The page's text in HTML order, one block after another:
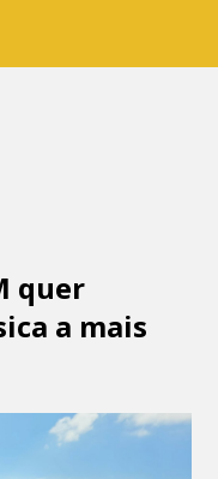
quer
a mais